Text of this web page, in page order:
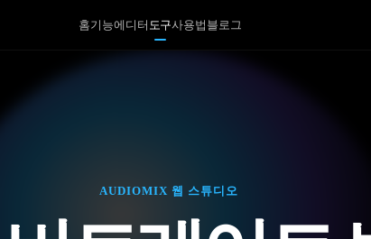
홈기능에디터 도구사용법 블로그
AUDIOMIX 웹 스튜디오